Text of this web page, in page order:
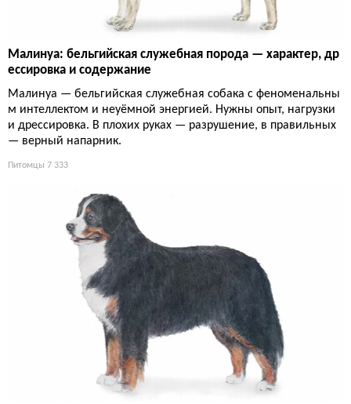
Малинуа: бельгийская служебная порода — характер, др
ессировка и содержание
Малинуа — бельгийская служебная собака с феноменальны
м интеллектом и неуёмной энергией. Нужны опыт, нагрузки
и дрессировка. В плохих руках — разрушение, в правильных
— верный напарник.
Питомцы 7 333